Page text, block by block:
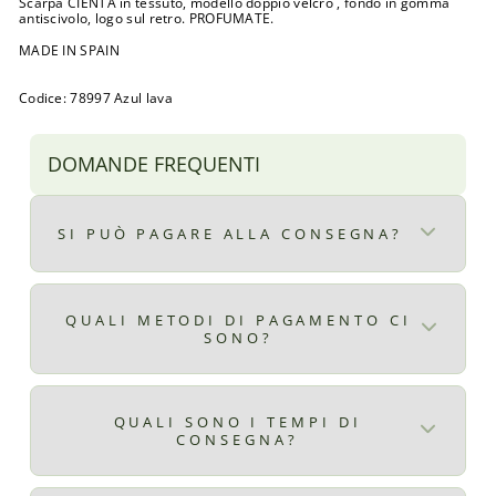
antiscivolo, logo sul retro. PROFUMATE.
MADE IN SPAIN
Codice: 78997 Azul lava
DOMANDE FREQUENTI
SI PUÒ PAGARE ALLA CONSEGNA?
Certo, il pagamento alla consegna è
disponibile per ordini superiori ad € 9,90
il costo del pagamento alla consegna è di €
2,99
QUALI METODI DI PAGAMENTO CI
SONO?
Qui ti elenchiamo tutti i metodi di
pagamento disponibili:
Carta di credito
Carta di debito
QUALI SONO I TEMPI DI
CONSEGNA?
ITALIA: